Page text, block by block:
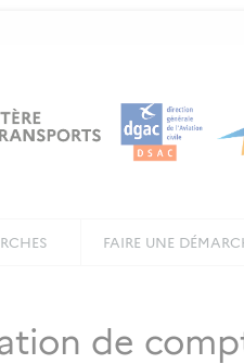
FAIRE UNE
de